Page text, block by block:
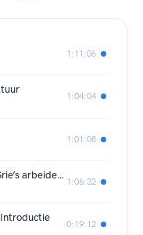
1:11:06
1:04:04
1:01:08
1. We keep on keepin’on. Oma Srie’s arbeidersverhaal.
1:06:32
0:19:12